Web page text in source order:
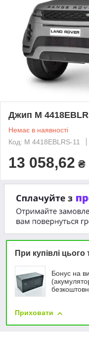
Джип M
Немає в наявності
Код: M 4418EBLRS-11
13 058,62 ₴
При купівлі
Бонус на
Приховати